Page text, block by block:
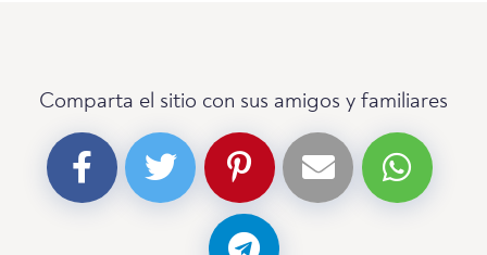
Comparta el sitio con sus amigos y familiares